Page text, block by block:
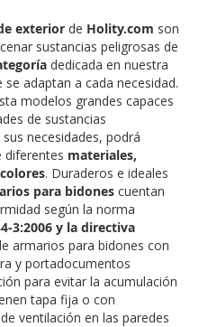
exterior de Holity.com son
sustancias peligrosas de
dedicada en nuestra
adaptan a cada necesidad.
modelos grandes capaces
de sustancias
necesidades, podrá
diferentes materiales,
. Duraderos e ideales
para bidones cuentan
según la norma
3:2006 y la directiva
armarios para bidones con
y portadocumentos
para evitar la acumulación
tapa fija o con
ventilación en las paredes